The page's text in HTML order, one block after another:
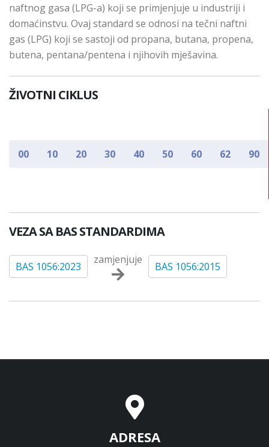
naftnog gasa (LPG-a) koji se primjenjuje u industriji i
domaćinstvu. Ovaj standard se odnosi na tečni naftni
gas (LPG) koji se sastoji od propana, butana, propena,
butena, pentana/pentena i njihovih mješavina.
ŽIVOTNI CIKLUS
00 10 20 30 40 50 60 62 90
VEZA SA BAS STANDARDIMA
BAS 1056:2023
zamjenjuje
BAS 1056:2015
ADRESA